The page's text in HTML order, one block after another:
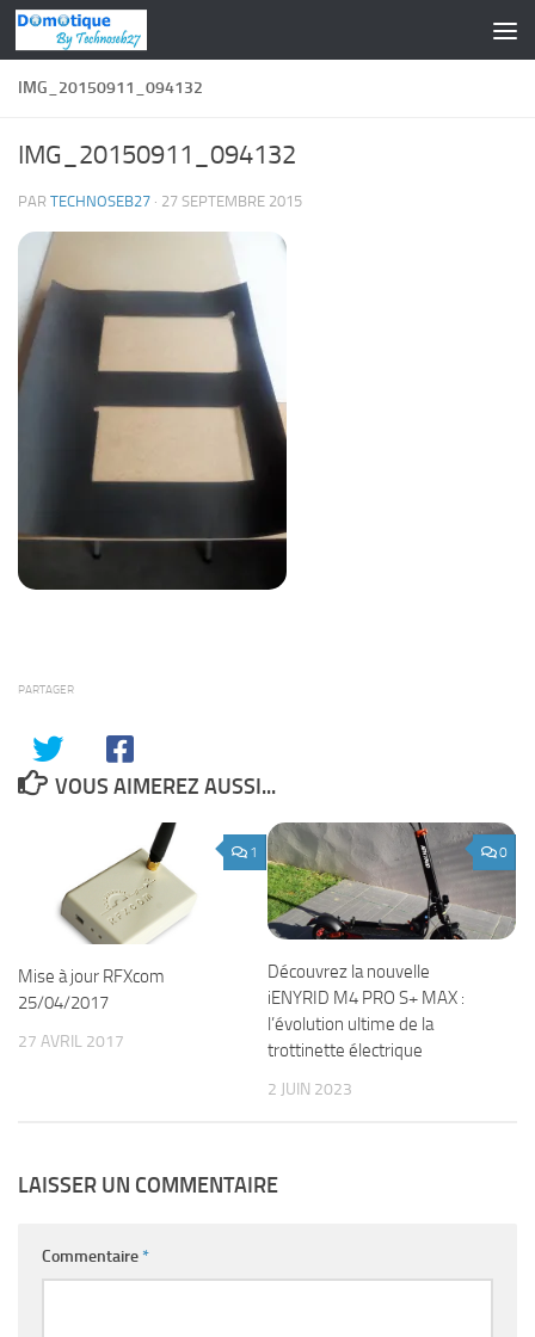
Skip to content
IMG_20150911_094132
IMG_20150911_094132
PAR TECHNOSEB27 · 27 SEPTEMBRE 2015
PARTAGER
VOUS AIMEREZ AUSSI...
1
Mise à jour RFXcom
25/04/2017
27 AVRIL 2017
0
Découvrez la nouvelle
iENYRID M4 PRO S+ MAX :
l’évolution ultime de la
trottinette électrique
2 JUIN 2023
LAISSER UN COMMENTAIRE
Commentaire*